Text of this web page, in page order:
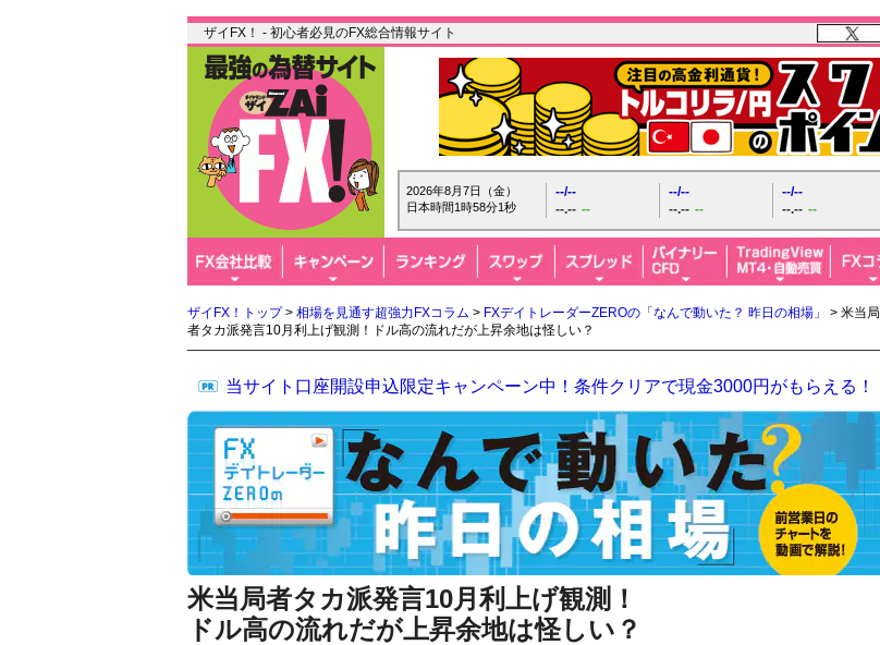
ザイFX！ - 初心者必見のFX総合情報サイト
2026年8月7日（金）
日本時間1時58分2秒
--/--
--.-- --
--/--
--.-- --
--/--
--.-- --
ザイFX！トップ> 相場を見通す超強力FXコラム > FXデイトレーダーZEROの「なんで動いた？ 昨日の相場」
> 米当局
者タカ派発言10月利上げ観測！ドル高の流れだが上昇余地は怪しい？
当サイト口座開設申込限定キャンペーン中！条件クリアで現金3000円がもらえる！
米当局者タカ派発言10月利上げ観測！
ドル高の流れだが上昇余地は怪しい？